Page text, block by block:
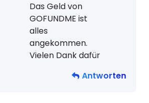
Das Geld von
GOFUNDME ist
alles
angekommen.
Vielen Dank dafür
Antworten